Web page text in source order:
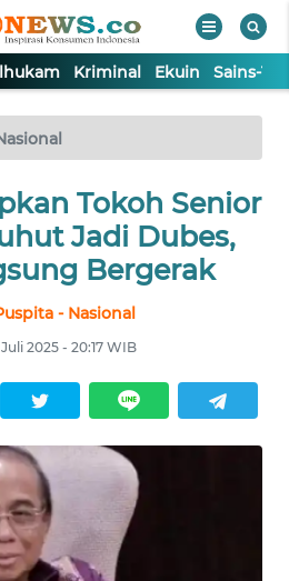
Kriminal Ekuin Sains-
Tokoh Senior
Jadi Dubes,
Bergerak
- Nasional
2025 - 20:17 WIB